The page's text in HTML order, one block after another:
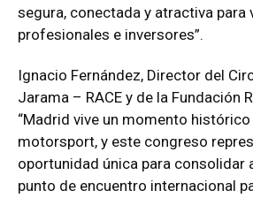
segura, conectada y atractiva para
profesionales e inversores”.
Ignacio Fernández, Director del
Jarama – RACE y de la Fundación
“Madrid vive un momento
motorsport, y este congreso
oportunidad única para consolidar
punto de encuentro internacional